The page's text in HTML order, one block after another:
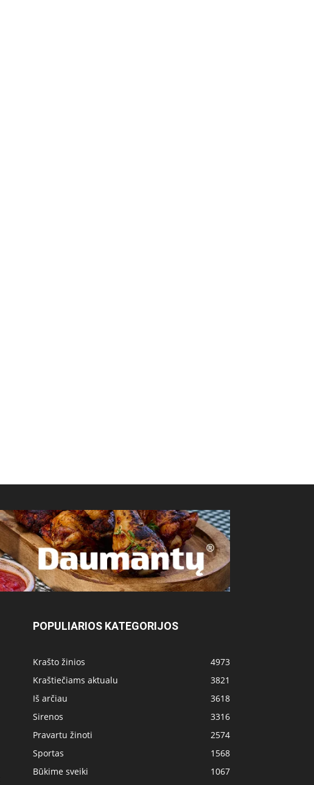
POPULIARIOS KATEGORIJOS
Krašto žinios
4973
Kraštiečiams aktualu
3821
Iš arčiau
3618
Sirenos
3316
Pravartu žinoti
2574
Sportas
1568
Būkime sveiki
1067